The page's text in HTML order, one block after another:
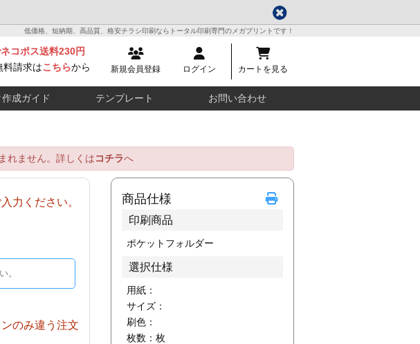
低価格、短納期、高品質、格安チラシ印刷ならトータル印刷専門のメガプリントです！
新規会員登録 ログイン カートを見る
コポス送料230円
料請求はこちらから
成ガイド テンプレート お問い合わせ
れません。詳しくはコチラへ
力ください。
のみ違う注文
商品仕様
印刷商品
ポケットフォルダー
選択仕様
用紙：
サイズ：
刷色：
枚数： 枚